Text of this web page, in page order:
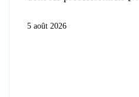
5 août 2026